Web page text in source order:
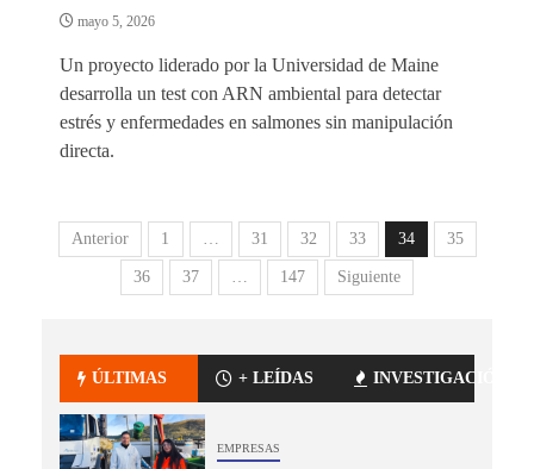
mayo 5, 2026
Un proyecto liderado por la Universidad de Maine
desarrolla un test con ARN ambiental para detectar
estrés y enfermedades en salmones sin manipulación
directa.
Anterior 1 31 32 33 34 35
36 37 147 Siguiente
ÚLTIMAS + LEÍDAS INVESTIGACIÓN
EMPRESAS